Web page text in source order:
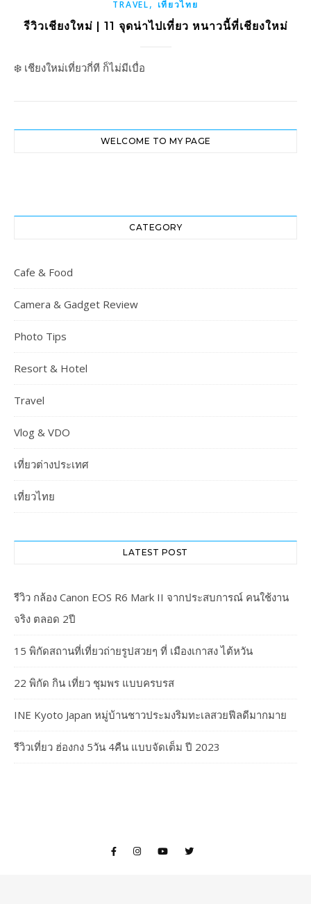
TRAVEL, เที่ยวไทย
รีวิวเชียงใหม่ | 11 จุดน่าไปเที่ยว หนาวนี้ที่เชียงใหม่
❄️ เชียงใหม่เที่ยวกี่ที ก็ไม่มีเบื่อ
WELCOME TO MY PAGE
CATEGORY
Cafe & Food
Camera & Gadget Review
Photo Tips
Resort & Hotel
Travel
Vlog & VDO
เที่ยวต่างประเทศ
เที่ยวไทย
LATEST POST
รีวิว กล้อง Canon EOS R6 Mark II จากประสบการณ์ คนใช้งาน
จริง ตลอด 2ปี
15 พิกัดสถานที่เที่ยวถ่ายรูปสวยๆ ที่ เมืองเกาสง ไต้หวัน
22 พิกัด กิน เที่ยว ชุมพร แบบครบรส
INE Kyoto Japan หมู่บ้านชาวประมงริมทะเลสวยฟีลดีมากมาย
รีวิวเที่ยว ฮ่องกง 5วัน 4คืน แบบจัดเต็ม ปี 2023